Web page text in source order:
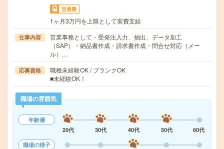
交通費
1ヶ月3万円を上限として実費支給
仕事内容
営業事務として・受発注入力、抽出、データ加工
（SAP）・納品書作成・請求書作成・問合せ対応（メー
ル）…
応募資格
職種未経験OK / ブランクOK
■未経験OK！
職場の雰囲気
年齢層
20代
30代 40代 50代
60代
職場の様子